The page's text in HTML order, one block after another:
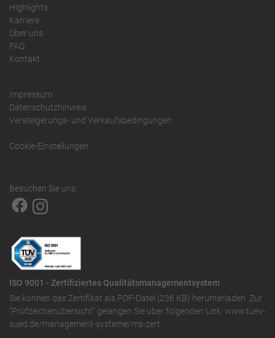
Highlights
Karriere
Über uns
FAQ
Kontakt
Impressum
Datenschutzhinweis
Versteigerungs- und Verkaufsbedingungen
Cookie-Einstellungen
Besuchen Sie uns:
ISO 9001 - Zertifiziertes Qualitätsmanagementsystem
Sie können das Zertifikat als PDF-Datei (236 KB) herunterladen. Zur
"Prüfzeichenübersicht" gelangen Sie über folgenden Link: www.tuev-
sued.de/management-systeme/ms-zert